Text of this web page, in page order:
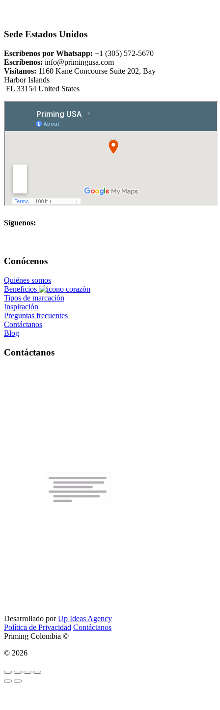
Sede Estados Unidos
Escríbenos por Whatsapp: +1 (305) 572-5670
Escríbenos: info@primingusa.com
Visítanos: 1160 Kane Concourse Suite 202, Bay
Harbor Islands
FL 33154 United States
Síguenos:
Conócenos
Quiénes somos
Beneficios
Tipos de marcación
Inspiración
Preguntas frecuentes
Contáctanos
Blog
Contáctanos
Desarrollado porUp Ideas Agency
Política de Privacidad Contáctanos
Priming Colombia ©
© 2026